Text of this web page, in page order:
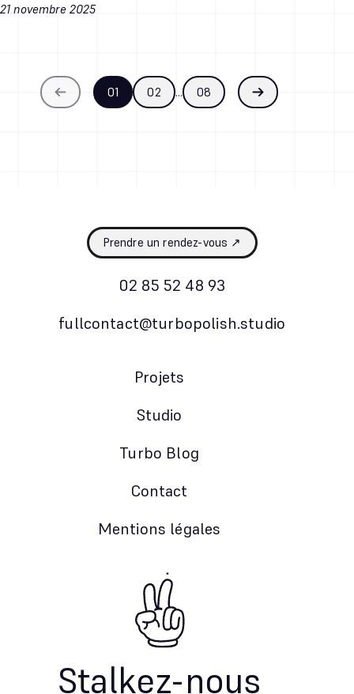
21 novembre 2025
Précédent01 02 … 08 Suivant
Prendre un rendez-vous ↗
02 85 52 48 93
fullcontact@turbopolish.studio
Projets
Studio
Turbo Blog
Contact
Mentions légales
Stalkez-nous